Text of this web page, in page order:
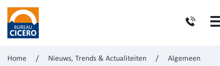
Home / Nieuws, Trends & Actualiteiten /
Algemeen